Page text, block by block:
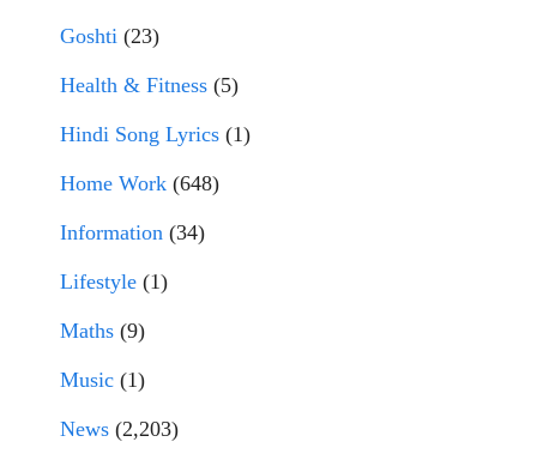
Goshti (23)
Health & Fitness (5)
Hindi Song Lyrics (1)
Home Work (648)
Information (34)
Lifestyle (1)
Maths (9)
Music (1)
News (2,203)